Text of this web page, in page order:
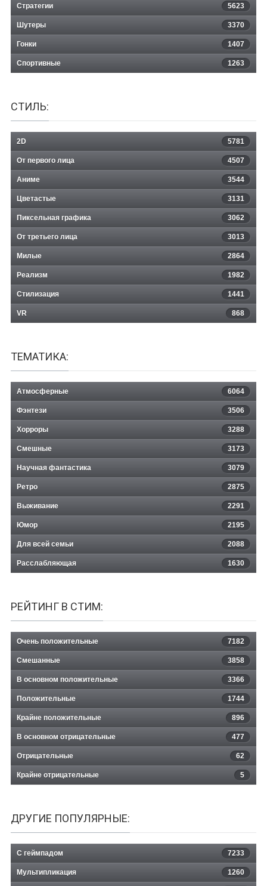
Стратегии 5623
Шутеры 3370
Гонки 1407
Спортивные 1263
СТИЛЬ:
2D 5781
От первого лица 4507
Аниме 3544
Цветастые 3131
Пиксельная графика 3062
От третьего лица 3013
Милые 2864
Реализм 1982
Стилизация 1441
VR 868
ТЕМАТИКА:
Атмосферные 6064
Фэнтези 3506
Хорроры 3288
Смешные 3173
Научная фантастика 3079
Ретро 2875
Выживание 2291
Юмор 2195
Для всей семьи 2088
Расслабляющая 1630
РЕЙТИНГ В СТИМ:
Очень положительные 7182
Смешанные 3858
В основном положительные 3366
Положительные 1744
Крайне положительные 896
В основном отрицательные 477
Отрицательные 62
Крайне отрицательные 5
ДРУГИЕ ПОПУЛЯРНЫЕ:
С геймпадом 7233
Мультипликация 1260